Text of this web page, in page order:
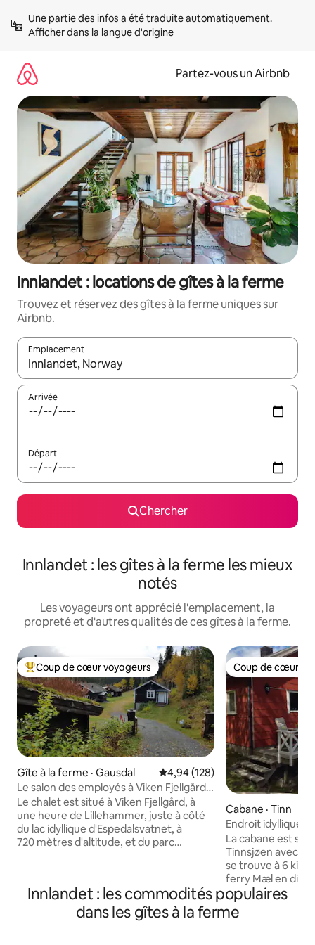
directement
Afficher dans la langue d'origine
Partez-vous un Airbnb
Innlandet : locations de gîtes à la ferme
Trouvez et réservez des gîtes à la ferme uniques sur
Airbnb.
Emplacement
Quand les résultats sont affichés, parcourez-les en utilisant
Arrivée
Départ
Chercher
Innlandet : les gîtes à la ferme les mieux
notés
Les voyageurs ont apprécié l'emplacement, la
propreté et d'autres qualités de ces gîtes à la ferme.
Coup de cœur voyageurs parmi les plus aimés
Coup de cœur voyageurs
Gîte à la ferme · Gausdal Note moyenne de 4,94 sur 5,
4,94 (128)
Le salon des employés à Viken Fjellgård,
au bord d'un lac de pêche
Le chalet est situé à Viken Fjellgård, à
une heure de Lillehammer, juste à côté
du lac idyllique d'Espedalsvatnet, à
720 mètres d'altitude, et du parc
mines ou faire des promenades. Elle se
trouve à quelques pas des hautes terres,
où il y a de nombreuses possibilités de
Coup de cœur
Coup de cœur
Cabane · Tinn
Endroit idyllique
Tinnsjøen, près
La cabane est
Tinnsjøen avec
se trouve à 6
ferry Mæl en
à 17 kilomètres de
kilomètres de la
Gaustatoppen et
Innlandet : les commodités populaires
dans les gîtes à la ferme